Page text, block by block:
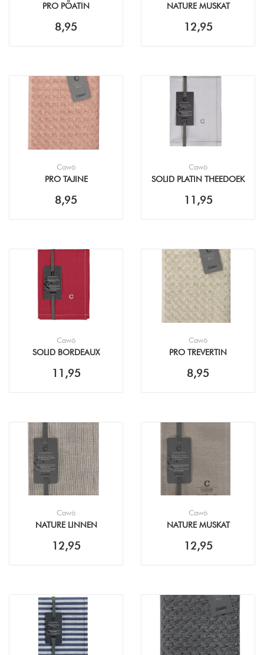
PRO PÖATIN
8,95
NATURE MUSKAT
(50X70CM)
12,95
Cawö
PRO TAJINE
8,95
Cawö
SOLID PLATIN THEEDOEK
11,95
Cawö
SOLID BORDEAUX
11,95
Cawö
PRO TREVERTIN
8,95
Cawö
NATURE LINNEN
(50X70CM)
12,95
Cawö
NATURE MUSKAT
12,95